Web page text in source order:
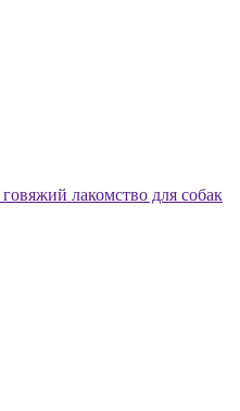
лакомство для собак